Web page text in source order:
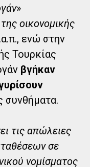
»
οικονομικής
ενώ στην
Τουρκίας
βγήκαν
συνθήματα.
τις απώλειες
σε
νομίσματος